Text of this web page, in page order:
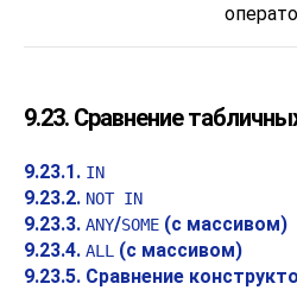
9.23. Сравнение
9.23.1. IN
9.23.2. NOT IN
9.23.3. ANY/SOME (с массивом)
9.23.4. ALL
(с массивом)
9.23.5. Сравнение